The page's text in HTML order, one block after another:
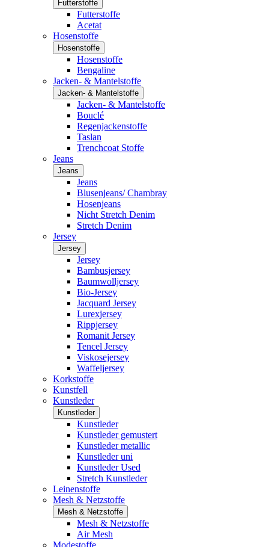
Futterstoffe
Futterstoffe
Acetat
Hosenstoffe
Hosenstoffe
Hosenstoffe
Bengaline
Jacken- & Mantelstoffe
Jacken- & Mantelstoffe
Jacken- & Mantelstoffe
Bouclé
Regenjackenstoffe
Taslan
Trenchcoat Stoffe
Jeans
Jeans
Jeans
Blusenjeans/ Chambray
Hosenjeans
Nicht Stretch Denim
Stretch Denim
Jersey
Jersey
Jersey
Bambusjersey
Baumwolljersey
Bio-Jersey
Jacquard Jersey
Lurexjersey
Rippjersey
Romanit Jersey
Tencel Jersey
Viskosejersey
Waffeljersey
Korkstoffe
Kunstfell
Kunstleder
Kunstleder
Kunstleder
Kunstleder gemustert
Kunstleder metallic
Kunstleder uni
Kunstleder Used
Stretch Kunstleder
Leinenstoffe
Mesh & Netzstoffe
Mesh & Netzstoffe
Mesh & Netzstoffe
Air Mesh
Modestoffe